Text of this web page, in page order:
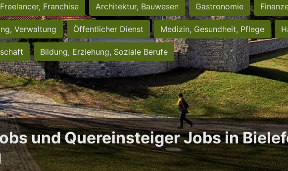
Franchise Architektur, Bauwesen Gastronomie
Verwaltung Öffentlicher Dienst Medizin, Gesundheit, Pflege
Bildung, Erziehung, Soziale Berufe
und Quereinsteiger Jobs in